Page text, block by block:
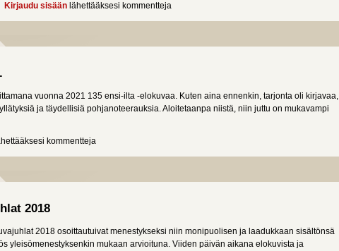
Seitsemän vuoden urakka.
Kirjaudu sisään lähettääksesi kommentteja
vuonna 2021 135 ensi-ilta -elokuvaa. Kuten aina ennenkin, tarjonta oli kirjavaa,
ja täydellisiä pohjanoteerauksia. Aloitetaanpa niistä, niin juttu on mukavampi
2021. kommentteja
2018
2018 osoittautuivat menestykseksi niin monipuolisen ja laadukkaan sisältönsä
yleisömenestyksenkin mukaan arvioituna. Viiden päivän aikana elokuvista ja